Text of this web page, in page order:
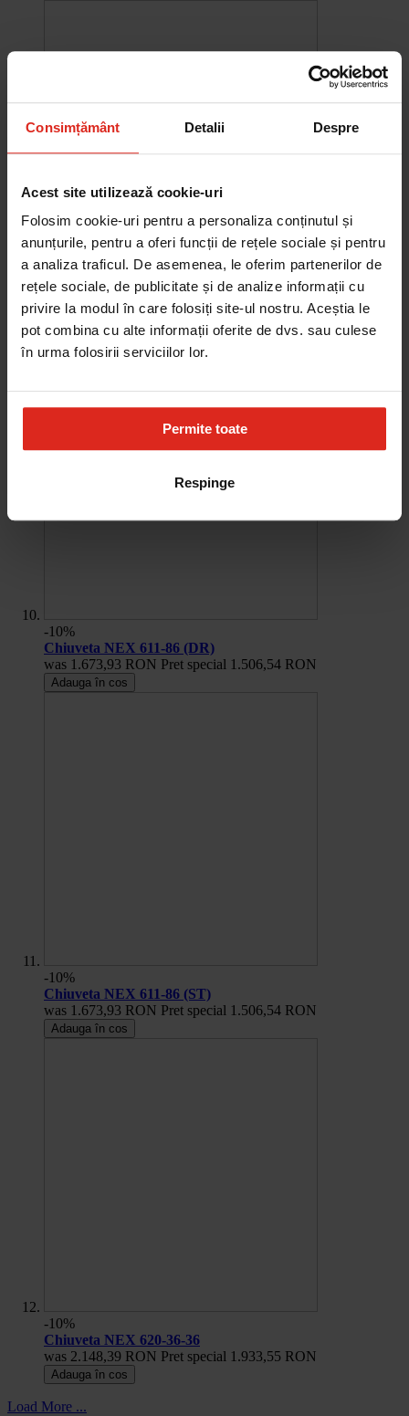
Consimțământ Detalii Despre
Acest site utilizează cookie-uri
Folosim cookie-uri pentru a personaliza conținutul și
anunțurile, pentru a oferi funcții de rețele sociale și pentru
a analiza traficul. De asemenea, le oferim partenerilor de
rețele sociale, de publicitate și de analize informații cu
privire la modul în care folosiți site-ul nostru. Aceștia le
pot combina cu alte informații oferite de dvs. sau culese
în urma folosirii serviciilor lor.
Permite toate
Respinge
-10%
Chiuveta Maris MRG 610-60
was 2.580,20 RON Pret special 2.322,18 RON
Adauga în cos
-10%
Chiuveta NEX 611-86 (DR)
was 1.673,93 RON Pret special 1.506,54 RON
Adauga în cos
-10%
Chiuveta NEX 611-86 (ST)
was 1.673,93 RON Pret special 1.506,54 RON
Adauga în cos
-10%
Chiuveta NEX 620-36-36
was 2.148,39 RON Pret special 1.933,55 RON
Adauga în cos
Load More ...